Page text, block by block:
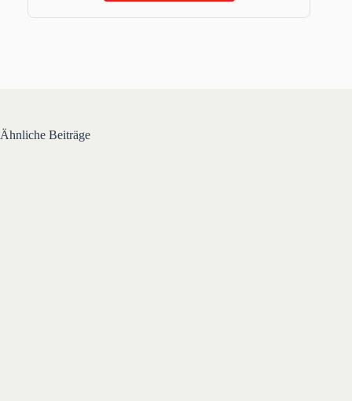
Ähnliche Beiträge